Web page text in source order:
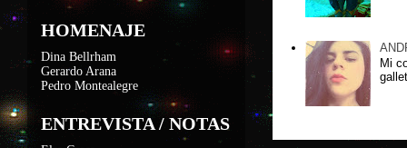
Mi
HOMENAJE
Dina Bellrham
Gerardo Arana
Pedro Montealegre
ENTREVISTA / NOTAS